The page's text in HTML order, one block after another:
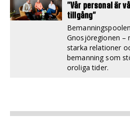
”Vår personal är
tillgång”
Gnosjöregionen –
starka relationer
bemanning som
oroliga tider.